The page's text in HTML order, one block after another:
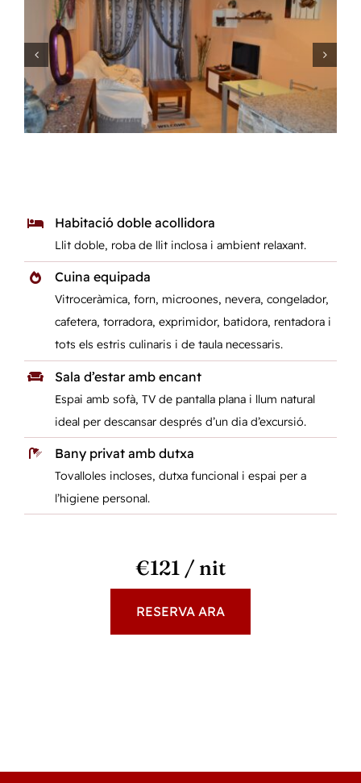
Habitació doble acollidora
Llit doble, roba de llit inclosa i ambient relaxant.
Cuina equipada
Vitroceràmica, forn, microones, nevera, congelador,
cafetera, torradora, exprimidor, batidora, rentadora i
tots els estris culinaris i de taula necessaris.
Sala d’estar amb encant
Espai amb sofà, TV de pantalla plana i llum natural
ideal per descansar després d’un dia d’excursió.
Bany privat amb dutxa
Tovalloles incloses, dutxa funcional i espai per a
l’higiene personal.
€121 / nit
RESERVA ARA